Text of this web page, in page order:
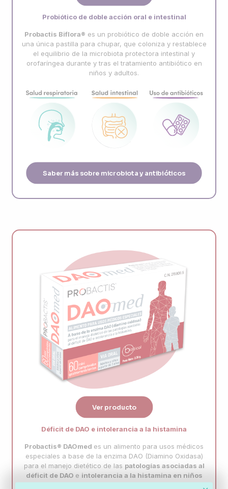
Probiótico de doble acción oral e intestinal
Probactis Biflora® es un probiótico de doble acción en
una única pastilla para chupar, que coloniza y restablece
el equilibrio de la microbiota protectora intestinal y
orofaríngea durante y tras el tratamiento antibiótico en
niños y adultos.
Saber más sobre microbiota y antibióticos
Ver producto
Déficit de DAO e intolerancia a la histamina
Probactis® DAOmed es un alimento para usos médicos
especiales a base de la enzima DAO (Diamino Oxidasa)
para el manejo dietético de las patologías asociadas al
déficit de DAO e intolerancia a la histamina en niños